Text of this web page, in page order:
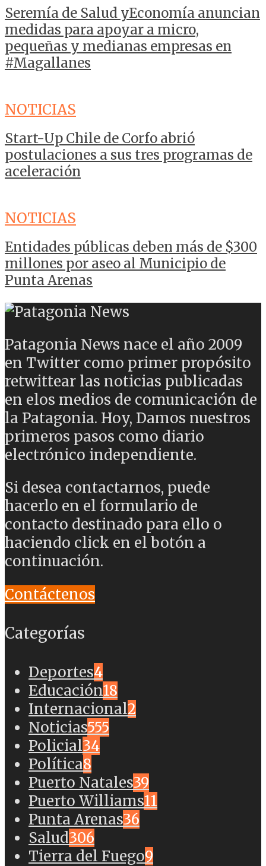
Seremía de Salud yEconomía anuncian
medidas para apoyar a micro,
pequeñas y medianas empresas en
#Magallanes
NOTICIAS
Start-Up Chile de Corfo abrió
postulaciones a sus tres programas de
aceleración
NOTICIAS
Entidades públicas deben más de $300
millones por aseo al Municipio de
Punta Arenas
Patagonia News nace el año 2009
en Twitter como primer propósito
retwittear las noticias publicadas
en elos medios de comunicación de
la Patagonia. Hoy, Damos nuestros
primeros pasos como diario
electrónico independiente.
Si desea contactarnos, puede
hacerlo en el formulario de
contacto destinado para ello o
haciendo click en el botón a
continuación.
Contáctenos
Categorías
Deportes4
Educación18
Internacional2
Noticias555
Policial34
Política8
Puerto Natales39
Puerto Williams11
Punta Arenas36
Salud306
Tierra del Fuego9